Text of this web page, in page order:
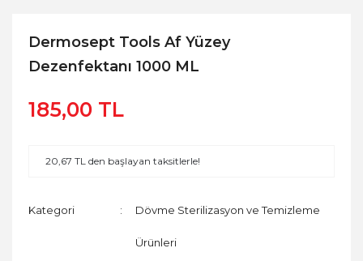
Dermosept Tools Af Yüzey
Dezenfektanı 1000 ML
185,00 TL
20,67 TL den başlayan taksitlerle!
Kategori Dövme Sterilizasyon ve Temizleme
Ürünleri